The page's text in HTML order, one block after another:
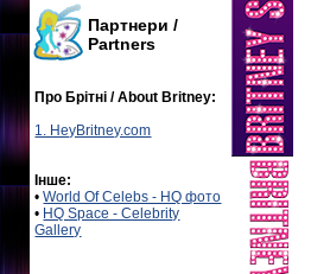
Партнери /
Partners
Про Брітні / About Britney:
1. HeyBritney.com
Інше:
•World Of Celebs - HQ фото
• HQ Space - Celebrity
Gallery